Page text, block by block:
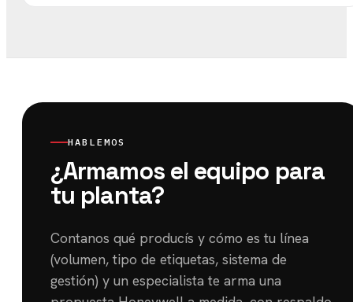
HABLEMOS
¿Armamos el equipo para
tu planta?
Contanos qué producís y cómo es tu línea
(volumen, tipo de etiquetas, sistema de
gestión) y un especialista te arma una